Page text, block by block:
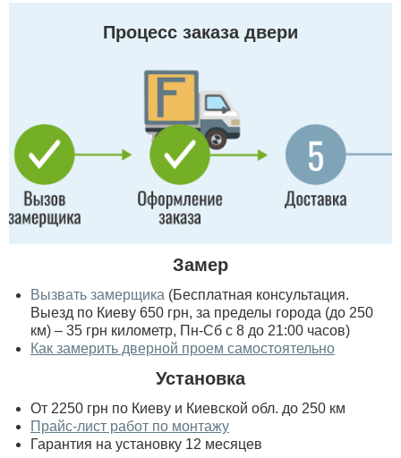
Процесс заказа двери
Замер
Вызвать замерщика (Бесплатная консультация.
Выезд по Киеву 650 грн, за пределы города (до 250
км) – 35 грн километр, Пн-Сб с 8 до 21:00 часов)
Как замерить дверной проем самостоятельно
Установка
От 2250 грн по Киеву и Киевской обл. до 250 км
Прайс-лист работ по монтажу
Гарантия на установку 12 месяцев